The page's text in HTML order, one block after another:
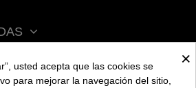
×
usted acepta que las cookies se
para mejorar la navegación del sitio,